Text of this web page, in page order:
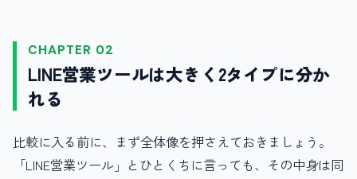
CHAPTER 02
LINE営業ツールは大きく2タイプに分か
れる
比較に入る前に、まず全体像を押さえておきましょう。
「LINE営業ツール」とひとくちに言っても、その中身は同